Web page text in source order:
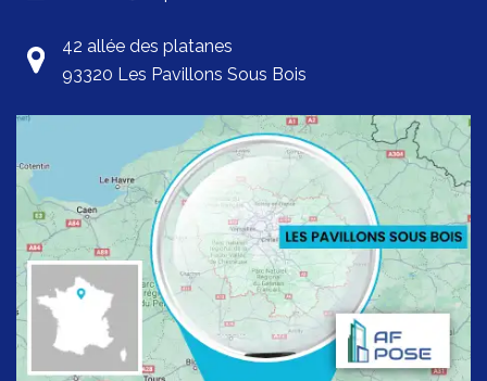
42 allée des platanes
93320 Les Pavillons Sous Bois